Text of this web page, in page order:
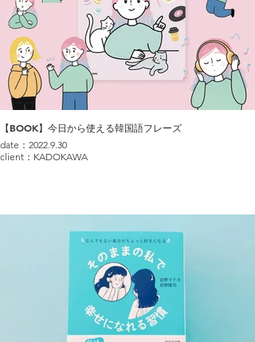
【BOOK】今日から使える韓国語フレーズ
date：2022.9.30
client：KADOKAWA